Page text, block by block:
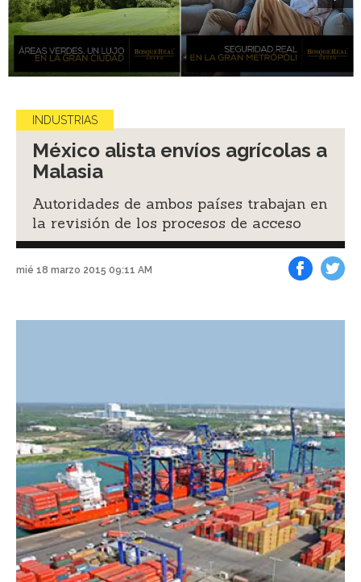
INDUSTRIAS
México alista envíos agrícolas a
Malasia
Autoridades de ambos países trabajan en
la revisión de los procesos de acceso
mié 18 marzo 2015 09:11 AM